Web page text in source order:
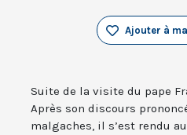
Ajouter à
Suite de la visite du pape
Après son discours
malgaches, il s’est rendu